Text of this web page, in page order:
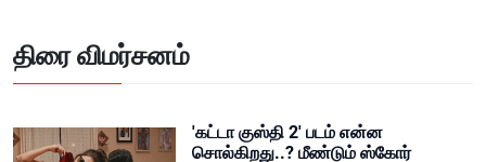
திரை விமர்சனம்
'கட்டா குஸ்தி 2' படம் என்ன
சொல்கிறது..? மீண்டும் ஸ்கோர்